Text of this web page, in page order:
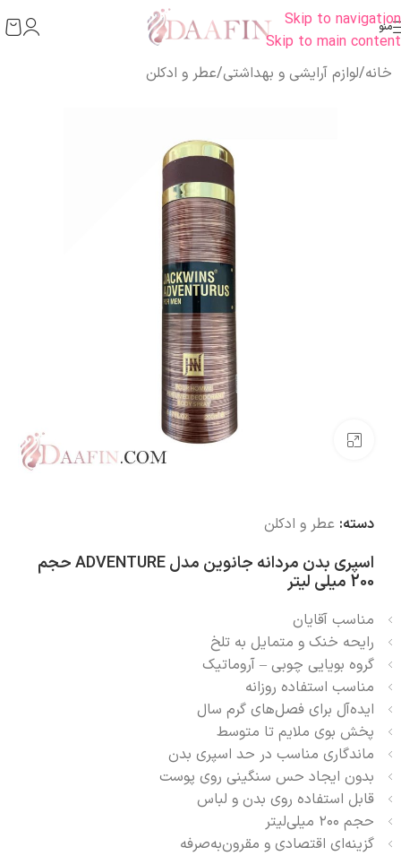
Skip to navigation
Skip to main content
منو
خانه/لوازم آرایشی و بهداشتی/عطر و ادکلن
دسته: عطر و ادکلن
اسپری بدن مردانه جانوین مدل ADVENTURE حجم
200 میلی لیتر
مناسب آقایان
رایحه خنک و متمایل به تلخ
گروه بویایی چوبی – آروماتیک
مناسب استفاده روزانه
ایده‌آل برای فصل‌های گرم سال
پخش بوی ملایم تا متوسط
ماندگاری مناسب در حد اسپری بدن
بدون ایجاد حس سنگینی روی پوست
قابل استفاده روی بدن و لباس
حجم ۲۰۰ میلی‌لیتر
گزینه‌ای اقتصادی و مقرون‌به‌صرفه